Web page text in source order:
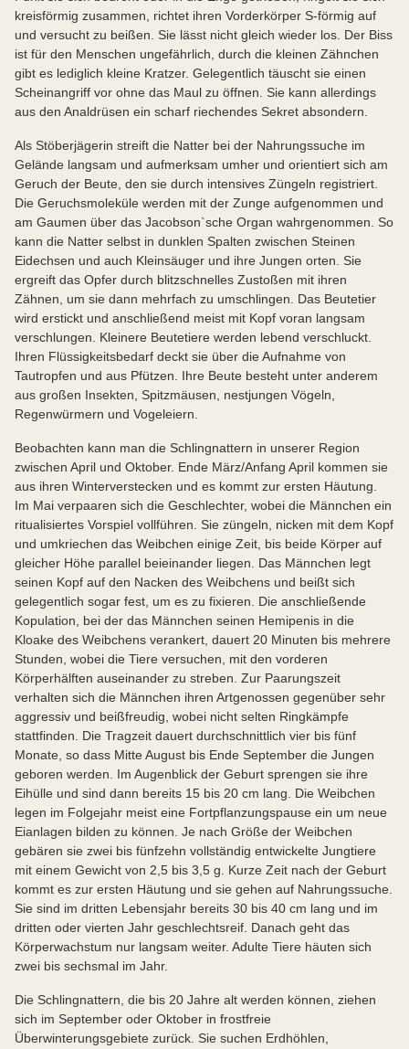
kreisförmig zusammen, richtet ihren Vorderkörper S-förmig auf
und versucht zu beißen. Sie lässt nicht gleich wieder los. Der Biss
ist für den Menschen ungefährlich, durch die kleinen Zähnchen
gibt es lediglich kleine Kratzer. Gelegentlich täuscht sie einen
Scheinangriff vor ohne das Maul zu öffnen. Sie kann allerdings
aus den Analdrüsen ein scharf riechendes Sekret absondern.
Als Stöberjägerin streift die Natter bei der Nahrungssuche im
Gelände langsam und aufmerksam umher und orientiert sich am
Geruch der Beute, den sie durch intensives Züngeln registriert.
Die Geruchsmoleküle werden mit der Zunge aufgenommen und
am Gaumen über das Jacobson`sche Organ wahrgenommen. So
kann die Natter selbst in dunklen Spalten zwischen Steinen
Eidechsen und auch Kleinsäuger und ihre Jungen orten. Sie
ergreift das Opfer durch blitzschnelles Zustoßen mit ihren
Zähnen, um sie dann mehrfach zu umschlingen. Das Beutetier
wird erstickt und anschließend meist mit Kopf voran langsam
verschlungen. Kleinere Beutetiere werden lebend verschluckt.
Ihren Flüssigkeitsbedarf deckt sie über die Aufnahme von
Tautropfen und aus Pfützen. Ihre Beute besteht unter anderem
aus großen Insekten, Spitzmäusen, nestjungen Vögeln,
Regenwürmern und Vogeleiern.
Beobachten kann man die Schlingnattern in unserer Region
zwischen April und Oktober. Ende März/Anfang April kommen sie
aus ihren Winterverstecken und es kommt zur ersten Häutung.
Im Mai verpaaren sich die Geschlechter, wobei die Männchen ein
ritualisiertes Vorspiel vollführen. Sie züngeln, nicken mit dem Kopf
und umkriechen das Weibchen einige Zeit, bis beide Körper auf
gleicher Höhe parallel beieinander liegen. Das Männchen legt
seinen Kopf auf den Nacken des Weibchens und beißt sich
gelegentlich sogar fest, um es zu fixieren. Die anschließende
Kopulation, bei der das Männchen seinen Hemipenis in die
Kloake des Weibchens verankert, dauert 20 Minuten bis mehrere
Stunden, wobei die Tiere versuchen, mit den vorderen
Körperhälften auseinander zu streben. Zur Paarungszeit
verhalten sich die Männchen ihren Artgenossen gegenüber sehr
aggressiv und beißfreudig, wobei nicht selten Ringkämpfe
stattfinden. Die Tragzeit dauert durchschnittlich vier bis fünf
Monate, so dass Mitte August bis Ende September die Jungen
geboren werden. Im Augenblick der Geburt sprengen sie ihre
Eihülle und sind dann bereits 15 bis 20 cm lang. Die Weibchen
legen im Folgejahr meist eine Fortpflanzungspause ein um neue
Eianlagen bilden zu können. Je nach Größe der Weibchen
gebären sie zwei bis fünfzehn vollständig entwickelte Jungtiere
mit einem Gewicht von 2,5 bis 3,5 g. Kurze Zeit nach der Geburt
kommt es zur ersten Häutung und sie gehen auf Nahrungssuche.
Sie sind im dritten Lebensjahr bereits 30 bis 40 cm lang und im
dritten oder vierten Jahr geschlechtsreif. Danach geht das
Körperwachstum nur langsam weiter. Adulte Tiere häuten sich
zwei bis sechsmal im Jahr.
Die Schlingnattern, die bis 20 Jahre alt werden können, ziehen
sich im September oder Oktober in frostfreie
Überwinterungsgebiete zurück. Sie suchen Erdhöhlen,